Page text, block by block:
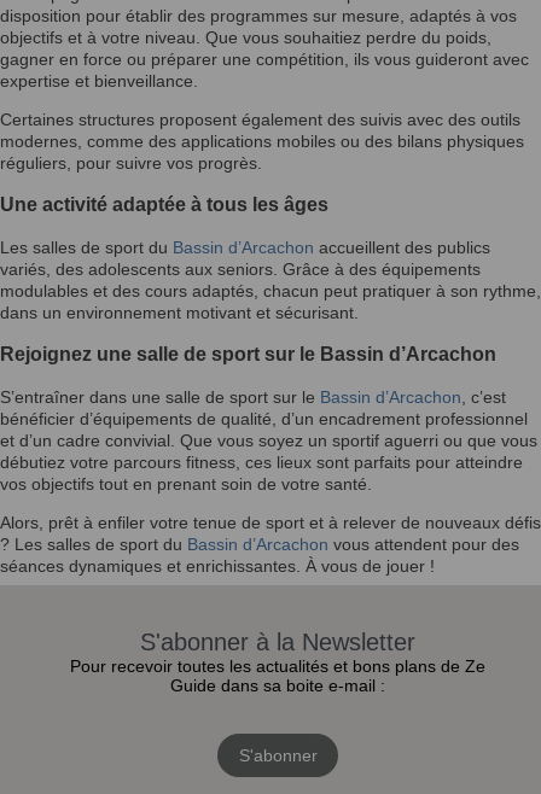
disposition pour établir des programmes sur mesure, adaptés à vos
objectifs et à votre niveau. Que vous souhaitiez perdre du poids,
gagner en force ou préparer une compétition, ils vous guideront avec
expertise et bienveillance.
Certaines structures proposent également des suivis avec des outils
modernes, comme des applications mobiles ou des bilans physiques
réguliers, pour suivre vos progrès.
Une activité adaptée à tous les âges
Les salles de sport du Bassin d’Arcachon accueillent des publics
variés, des adolescents aux seniors. Grâce à des équipements
modulables et des cours adaptés, chacun peut pratiquer à son rythme,
dans un environnement motivant et sécurisant.
Rejoignez une salle de sport sur le Bassin d’Arcachon
S’entraîner dans une salle de sport sur le Bassin d’Arcachon , c’est
bénéficier d’équipements de qualité, d’un encadrement professionnel
et d’un cadre convivial. Que vous soyez un sportif aguerri ou que vous
débutiez votre parcours fitness, ces lieux sont parfaits pour atteindre
vos objectifs tout en prenant soin de votre santé.
Alors, prêt à enfiler votre tenue de sport et à relever de nouveaux défis
? Les salles de sport du Bassin d’Arcachon vous attendent pour des
séances dynamiques et enrichissantes. À vous de jouer !
S'abonner à la Newsletter
Pour recevoir toutes les actualités et bons plans de Ze
Guide dans sa boite e-mail :
S'abonner